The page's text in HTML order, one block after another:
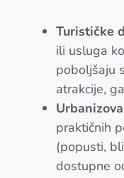
Turističke
ili usluga
poboljšaju
atrakcije,
praktičnih
(popusti,
dostupne